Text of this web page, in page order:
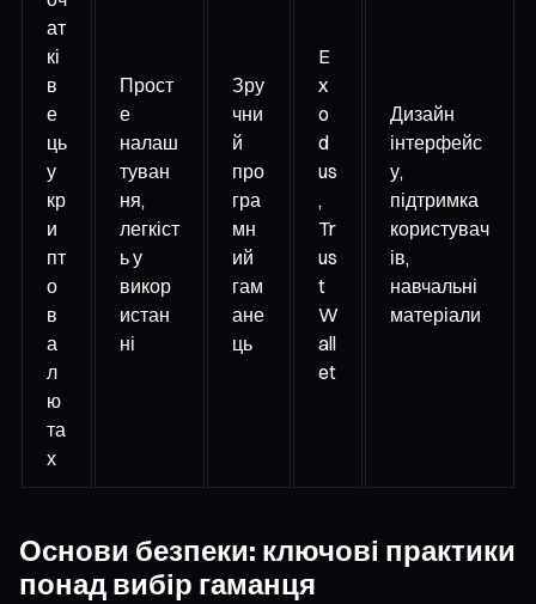
ат
кі
в
е
ць
у
кр
и
пт
о
в
а
л
ю
та
х
Прост
е
налаш
туван
ня,
легкіст
ь у
викор
истан
ні
Зру
чни
й
про
гра
мн
ий
гам
ане
ць
E
x
o
d
us
,
Tr
us
t
W
all
et
Дизайн
інтерфейс
у,
підтримка
користувач
ів,
навчальні
матеріали
Основи безпеки: ключові практики
понад вибір гаманця